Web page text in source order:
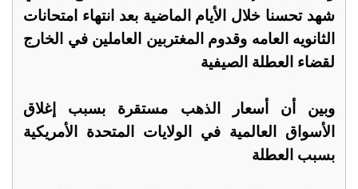
شهد تحسنا خلال الأيام الماضية بعد انتهاء امتحانات
الثانويه العامه وقدوم المغتربين العاملين في الخارج
لقضاء العطلة الصيفية
وبين أن أسعار الذهب مستقرة بسبب إغلاق
الأسواق العالمية في الولايات المتحدة الأمريكية
بسبب العطلة